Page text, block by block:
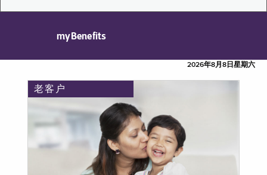
myBenefits
2026年8月8日星期六
老客户